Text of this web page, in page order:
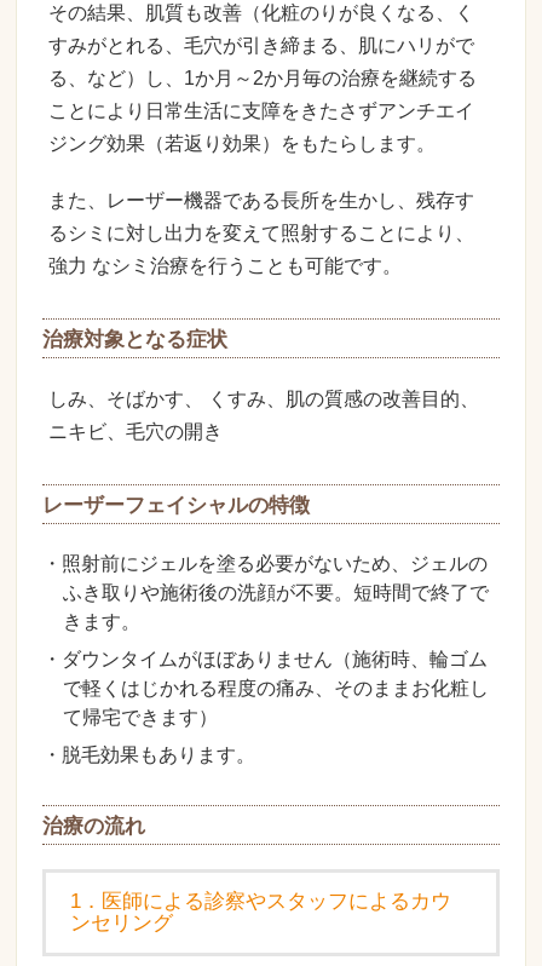
その結果、肌質も改善（化粧のりが良くなる、く
すみがとれる、毛穴が引き締まる、肌にハリがで
る、など）し、1か月～2か月毎の治療を継続する
ことにより日常生活に支障をきたさずアンチエイ
ジング効果（若返り効果）をもたらします。
また、レーザー機器である長所を生かし、残存す
るシミに対し出力を変えて照射することにより、
強力 なシミ治療を行うことも可能です。
治療対象となる症状
しみ、そばかす、 くすみ、肌の質感の改善目的、
ニキビ、毛穴の開き
レーザーフェイシャルの特徴
・照射前にジェルを塗る必要がないため、ジェルの
ふき取りや施術後の洗顔が不要。短時間で終了で
きます。
・ダウンタイムがほぼありません（施術時、輪ゴム
で軽くはじかれる程度の痛み、そのままお化粧し
て帰宅できます）
・脱毛効果もあります。
治療の流れ
1．医師による診察やスタッフによるカウ
ンセリング